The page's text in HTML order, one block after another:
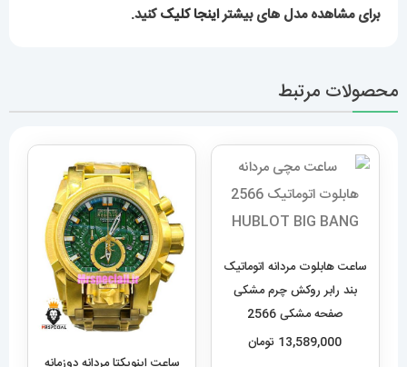
برای مشاهده مدل های بیشتراینجا کلیککنید.
محصولات مرتبط
ساعت هابلوت مردانه اتوماتیک
بند رابر روکش چرم مشکی
صفحه مشکی 2566
HUBLOT BIG BANG
13,589,000 تومان